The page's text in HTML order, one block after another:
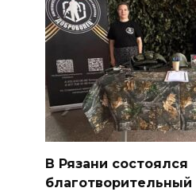
В Рязани состоялся
благотворительный